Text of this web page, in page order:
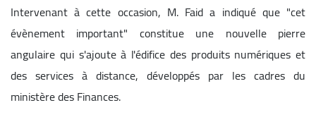
Intervenant à cette occasion, M. Faid a indiqué que "cet
évènement important" constitue une nouvelle pierre
angulaire qui s'ajoute à l'édifice des produits numériques et
des services à distance, développés par les cadres du
ministère des Finances.